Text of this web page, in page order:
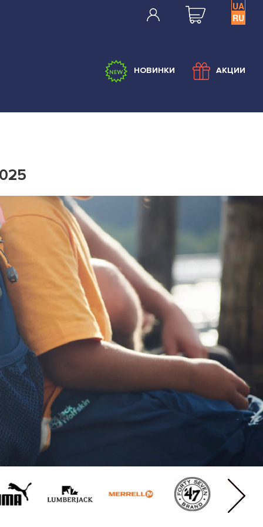
UA
RU
НОВИНКИ АКЦИИ